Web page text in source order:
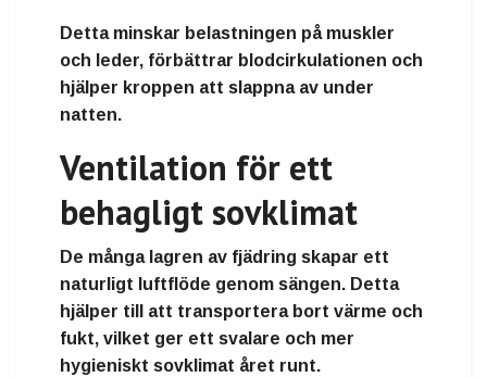
Detta minskar belastningen på muskler
och leder, förbättrar blodcirkulationen och
hjälper kroppen att slappna av under
natten.
Ventilation för ett
behagligt sovklimat
De många lagren av fjädring skapar ett
naturligt luftflöde genom sängen. Detta
hjälper till att transportera bort värme och
fukt, vilket ger ett svalare och mer
hygieniskt sovklimat året runt.